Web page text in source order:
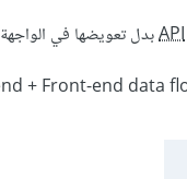
APIبدل تعويضها في الواجهة